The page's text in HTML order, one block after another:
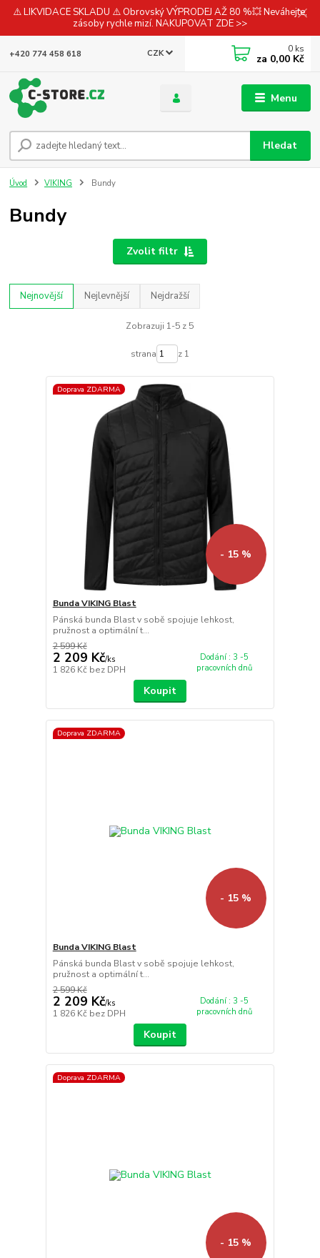
⚠️ LIKVIDACE SKLADU ⚠️ Obrovský VÝPRODEJ AŽ 80 %💥 Neváhejte,
zásoby rychle mizí. NAKUPOVAT ZDE >>
Menu
CZK
Hledat
+420 774 458 618 0 ks
za 0,00 Kč
Úvod VIKING Bundy
Bundy
Zvolit filtr
Nejnovější Nejlevnější Nejdražší
Zobrazuji 1-5 z 5
strana z 1
Doprava ZDARMA
- 15 %
Bunda VIKING Blast
Pánská bunda Blast v sobě spojuje lehkost,
pružnost a optimální t...
2 599 Kč
2 209 Kč/ks
1 826 Kč bez DPH
Dodání : 3 -5
pracovních dnů
Koupit
Doprava ZDARMA
- 15 %
Bunda VIKING Blast
Pánská bunda Blast v sobě spojuje lehkost,
pružnost a optimální t...
2 599 Kč
2 209 Kč/ks
1 826 Kč bez DPH
Dodání : 3 -5
pracovních dnů
Koupit
Doprava ZDARMA
- 15 %